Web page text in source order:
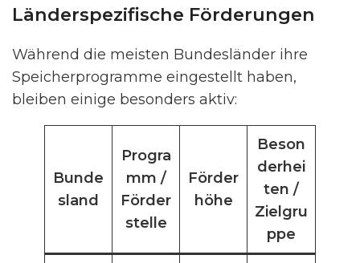
Länderspezifische Förderungen
Während die meisten Bundesländer ihre
Speicherprogramme eingestellt haben,
bleiben einige besonders aktiv:
Bunde
sland
Progra
mm /
Förder
stelle
Förder
höhe
Beson
derhei
ten /
Zielgru
ppe